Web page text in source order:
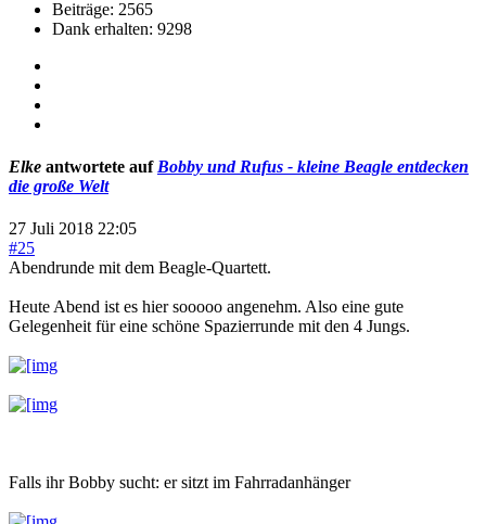
Beiträge: 2565
Dank erhalten: 9298
Elke antwortete auf Bobby und Rufus - kleine Beagle entdecken
die große Welt
27 Juli 2018 22:05
#25
Abendrunde mit dem Beagle-Quartett.
Heute Abend ist es hier sooooo angenehm. Also eine gute
Gelegenheit für eine schöne Spazierrunde mit den 4 Jungs.
Falls ihr Bobby sucht: er sitzt im Fahrradanhänger